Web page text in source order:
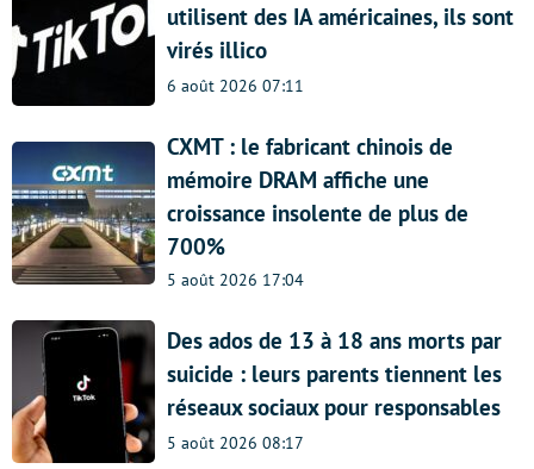
utilisent des IA américaines, ils sont
virés illico
6 août 2026 07:11
CXMT : le fabricant chinois de
mémoire DRAM affiche une
croissance insolente de plus de
700%
5 août 2026 17:04
Des ados de 13 à 18 ans morts par
suicide : leurs parents tiennent les
réseaux sociaux pour responsables
5 août 2026 08:17